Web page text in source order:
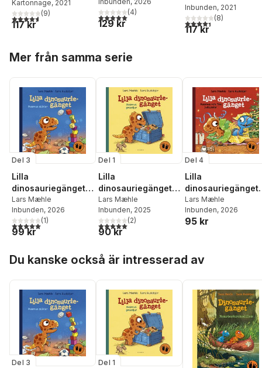
Kartonnage, 2021
4,6utav 5 stjärnor. Totalt antal röster:
(9)
117 kr
5,0utav 5 stjärnor. Totalt antal röster:
(4)
129 kr
Inbunden, 2021
4,4utav 5 stjärnor.
(8)
117 kr
Mer från samma serie
Del 3
Lilla
dinosauriegänget.
Rasmus städar
Lars Mæhle
Inbunden, 2026
5,0utav 5 stjärnor. Totalt antal röster:
(1)
99 kr
Del 1
Lilla
dinosauriegänget.
Rasmus gosedjur
Lars Mæhle
Inbunden, 2025
5,0utav 5 stjärnor. Totalt antal röster:
(2)
90 kr
Del 4
Lilla
dinosauriegänget.
Rasmus och Tim
julpysslar
Lars Mæhle
Inbunden, 2026
95 kr
Du kanske också är intresserad av
Del 3 Del 1